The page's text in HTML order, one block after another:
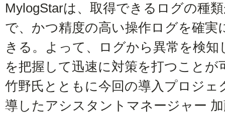
MylogStarは、取得できるログの種
で、かつ精度の高い操作ログを確実
きる。よって、ログから異常を検知
を把握して迅速に対策を打つことが
竹野氏とともに今回の導入プロジェ
導したアシスタントマネージャー